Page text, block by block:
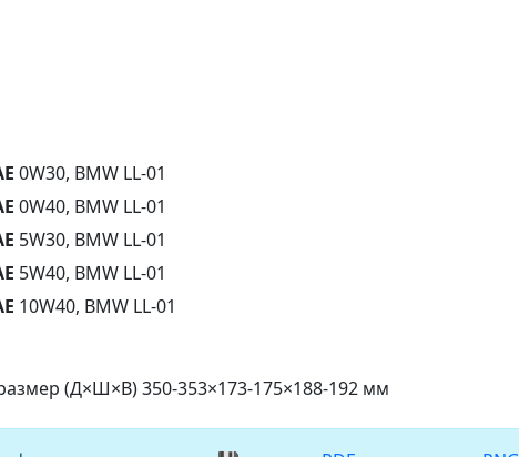
0W30, BMW LL-01
0W40, BMW LL-01
5W30, BMW LL-01
5W40, BMW LL-01
10W40, BMW LL-01
(Д×Ш×В) 350-353×173-175×188-192 мм